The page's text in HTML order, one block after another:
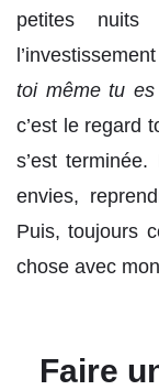
petites
toi même tu
c’est le regard
s’est
envies,
Puis, toujours
chose avec
Faire